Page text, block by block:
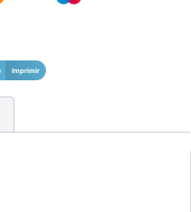
Imprimir